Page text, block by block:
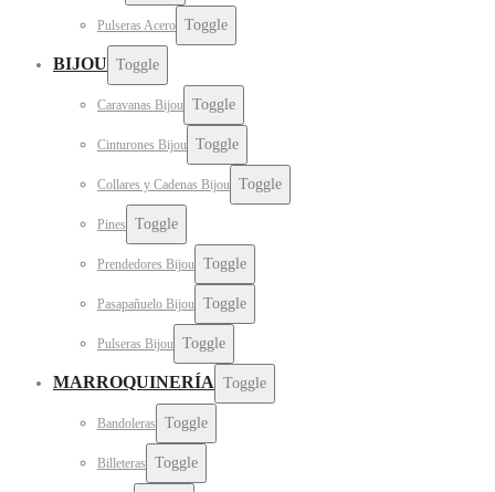
Pulseras Acero Toggle
BIJOU Toggle
Caravanas Bijou Toggle
Cinturones Bijou Toggle
Collares y Cadenas Bijou Toggle
Pines Toggle
Prendedores Bijou Toggle
Pasapañuelo Bijou Toggle
Pulseras Bijou Toggle
MARROQUINERÍA Toggle
Bandoleras Toggle
Billeteras Toggle